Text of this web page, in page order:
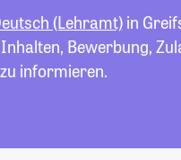
(Lehramt)in
Bewerbung,
informieren.